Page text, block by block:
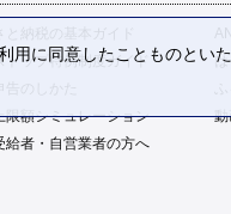
と納税の基本ガイド
トップ特例制度ガイド
限額シミュレーション
給者・自営業者の方へ
に同意したことものといた